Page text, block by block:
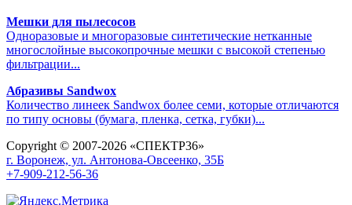
Мешки для пылесосов
Одноразовые и многоразовые синтетические нетканные
многослойные высокопрочные мешки с высокой степенью
фильтрации...
Абразивы Sandwox
Количество линеек Sandwox более семи, которые отличаются
по типу основы (бумага, пленка, сетка, губки)...
Copyright © 2007-2026 «СПЕКТР36»
г. Воронеж, ул. Антонова-Овсеенко, 35Б
+7-909-212-56-36